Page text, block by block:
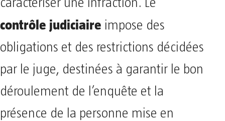
contrôle judiciaire impose des
obligations et des restrictions décidées
par le juge, destinées à garantir le bon
déroulement de l’enquête et la
présence de la personne mise en